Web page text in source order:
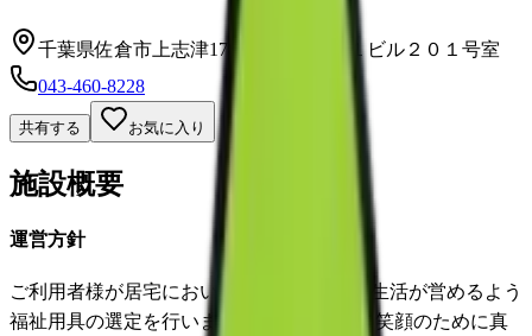
千葉県佐倉市上志津1781-21スペース１ビル２０１号室
043-460-8228
共有する お気に入り
施設概要
運営方針
ご利用者様が居宅において、自立した日常生活が営めるよう
福祉用具の選定を行います。 ご利用者様の笑顔のために真